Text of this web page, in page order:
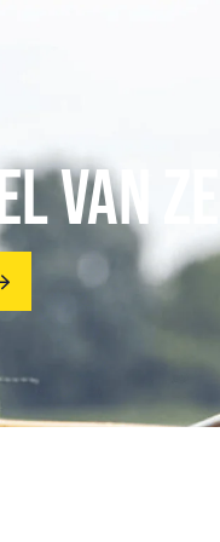
VAN